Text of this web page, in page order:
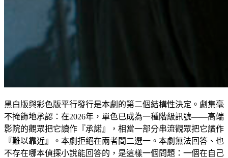
黑白版與彩色版平行發行是本劇的第二個結構性決定。劇集毫
不掩飾地承認：在2026年，單色已成為一種階級訊號——高端
影院的觀眾把它讀作『承諾』，相當一部分串流觀眾把它讀作
『難以靠近』。本劇拒絕在兩者間二選一。本劇無法回答、也
不存在哪本偵探小說能回答的，是這樣一個問題：一個在自己